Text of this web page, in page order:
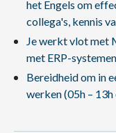
het Engels om
collega's, kennis
Je werkt vlot met
met ERP-
Bereidheid om in
werken (05h – 13h